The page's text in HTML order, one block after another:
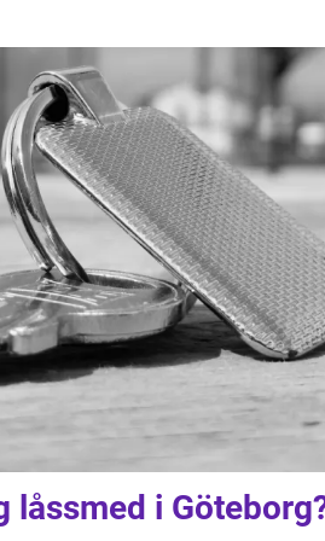
låssmed i